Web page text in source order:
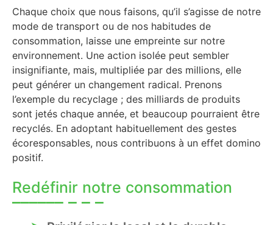
Chaque choix que nous faisons, qu’il s’agisse de notre
mode de transport ou de nos habitudes de
consommation, laisse une empreinte sur notre
environnement. Une action isolée peut sembler
insignifiante, mais, multipliée par des millions, elle
peut générer un changement radical. Prenons
l’exemple du recyclage ; des milliards de produits
sont jetés chaque année, et beaucoup pourraient être
recyclés. En adoptant habituellement des gestes
écoresponsables, nous contribuons à un effet domino
positif.
Redéfinir notre consommation